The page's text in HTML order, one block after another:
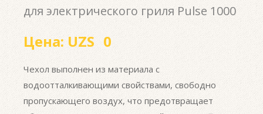
для электрического гриля Pulse 1000
Цена: UZS 0
Чехол выполнен из материала с
водоотталкивающими свойствами, свободно
пропускающего воздух, что предотвращает